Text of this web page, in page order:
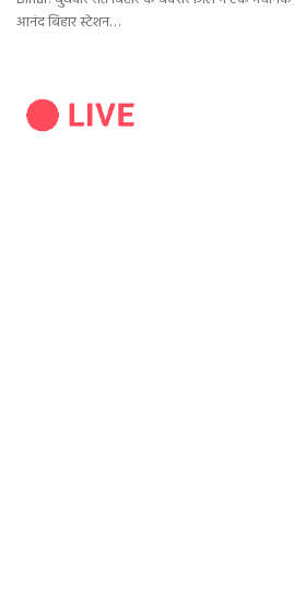
आनंद बिहार स्टेशन…